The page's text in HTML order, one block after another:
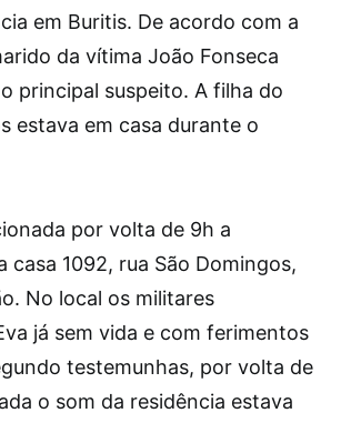
em Buritis. De acordo com a
da vítima João Fonseca
principal suspeito. A filha do
estava em casa durante o
por volta de 9h a
casa 1092, rua São Domingos,
No local os militares
já sem vida e com ferimentos
testemunhas, por volta de
o som da residência estava